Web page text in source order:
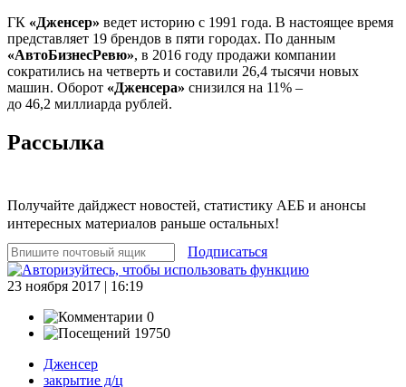
ГК «Дженсер» ведет историю с 1991 года. В настоящее время
представляет 19 брендов в пяти городах. По данным
«АвтоБизнесРевю», в 2016 году продажи компании
сократились на четверть и составили 26,4 тысячи новых
машин. Оборот «Дженсера» снизился на 11% –
до 46,2 миллиарда рублей.
Рассылка
Получайте дайджест новостей, статистику АЕБ и анонсы
интересных материалов раньше остальных!
Подписаться
23 ноября 2017 | 16:19
0
19750
Дженсер
закрытие д/ц